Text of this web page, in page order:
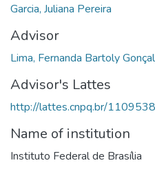
Garcia, Juliana Pereira
Advisor
Lima, Fernanda Bartoly
Advisor's Lattes
http://lattes.cnpq.br/
Name of institution
Instituto Federal de Brasília